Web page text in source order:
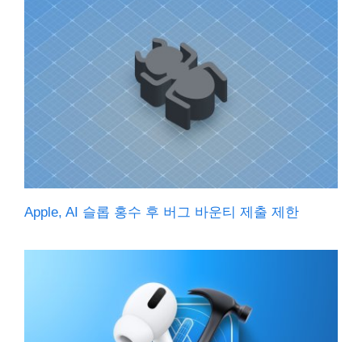
Apple, AI 슬롭 홍수 후 버그 바운티 제출 제한